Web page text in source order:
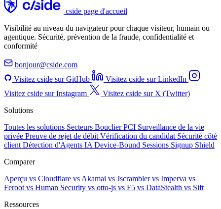
cside page d'accueil
Visibilité au niveau du navigateur pour chaque visiteur, humain ou
agentique. Sécurité, prévention de la fraude, confidentialité et
conformité
bonjour@cside.com
Visitez cside sur GitHub
Visitez cside sur LinkedIn
Visitez cside sur Instagram
Visitez cside sur X (Twitter)
Solutions
Toutes les solutions Secteurs Bouclier PCI Surveillance de la vie
privée Preuve de rejet de débit Vérification du candidat Sécurité côté
client Détection d'Agents IA Device-Bound Sessions Signup Shield
Comparer
Aperçu vs Cloudflare vs Akamai vs Jscramblervs Imperva vs
Feroot vs Human Security vs otto-js vs F5 vs DataStealth vs Sift
Ressources